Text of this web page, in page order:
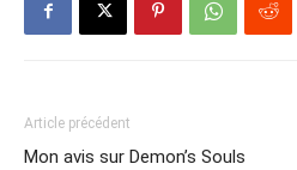
Article précédent
Mon avis sur Demon’s Souls